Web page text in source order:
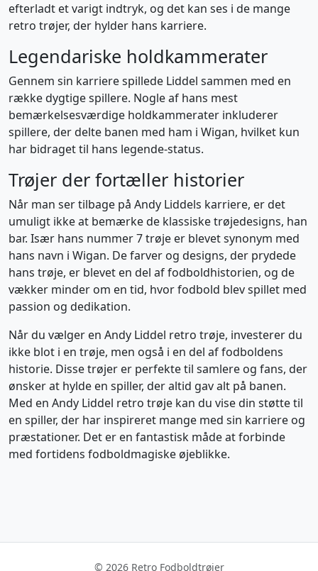
efterladt et varigt indtryk, og det kan ses i de mange
retro trøjer, der hylder hans karriere.
Legendariske holdkammerater
Gennem sin karriere spillede Liddel sammen med en
række dygtige spillere. Nogle af hans mest
bemærkelsesværdige holdkammerater inkluderer
spillere, der delte banen med ham i Wigan, hvilket kun
har bidraget til hans legende-status.
Trøjer der fortæller historier
Når man ser tilbage på Andy Liddels karriere, er det
umuligt ikke at bemærke de klassiske trøjedesigns, han
bar. Især hans nummer 7 trøje er blevet synonym med
hans navn i Wigan. De farver og designs, der prydede
hans trøje, er blevet en del af fodboldhistorien, og de
vækker minder om en tid, hvor fodbold blev spillet med
passion og dedikation.
Når du vælger en Andy Liddel retro trøje, investerer du
ikke blot i en trøje, men også i en del af fodboldens
historie. Disse trøjer er perfekte til samlere og fans, der
ønsker at hylde en spiller, der altid gav alt på banen.
Med en Andy Liddel retro trøje kan du vise din støtte til
en spiller, der har inspireret mange med sin karriere og
præstationer. Det er en fantastisk måde at forbinde
med fortidens fodboldmagiske øjeblikke.
© 2026 Retro Fodboldtrøjer